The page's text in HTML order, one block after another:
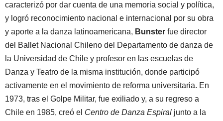
caracterizó por dar cuenta de una memoria social y política,
y logró reconocimiento nacional e internacional por su obra
y aporte a la danza latinoamericana, Bunster fue director
del Ballet Nacional Chileno del Departamento de danza de
la Universidad de Chile y profesor en las escuelas de
Danza y Teatro de la misma institución, donde participó
activamente en el movimiento de reforma universitaria. En
1973, tras el Golpe Militar, fue exiliado y, a su regreso a
Chile en 1985, creó el Centro de Danza Espiral junto a la